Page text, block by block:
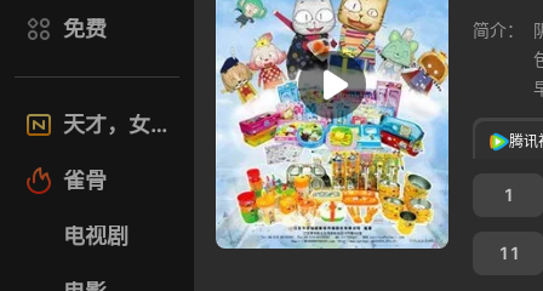
免费
天才，女友
雀骨
电视剧
简介：
腾讯
1
11